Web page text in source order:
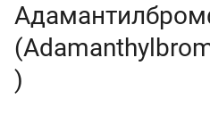
)